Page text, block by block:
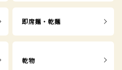
即席麺・乾麺
乾物